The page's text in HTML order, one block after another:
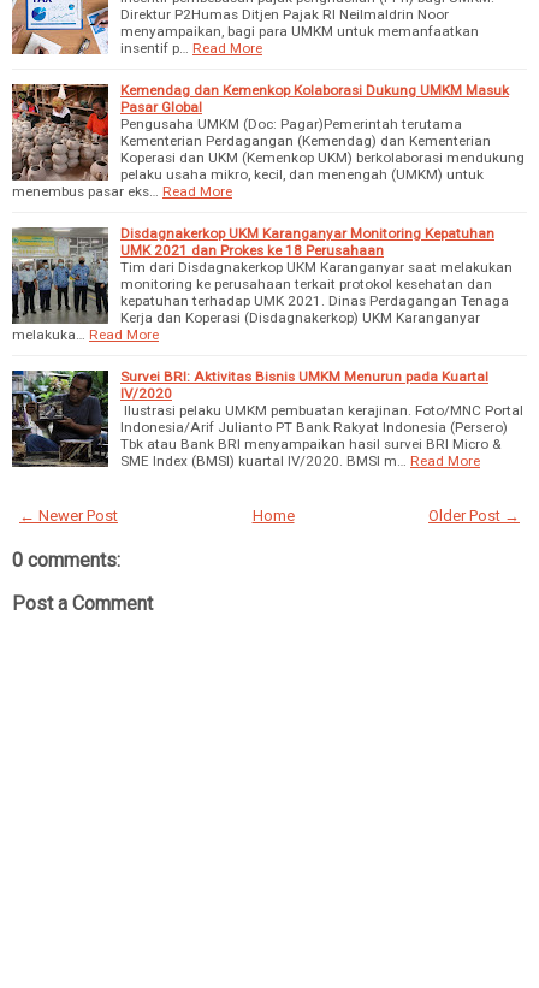
Direktur P2Humas Ditjen Pajak RI Neilmaldrin Noor
menyampaikan, bagi para UMKM untuk memanfaatkan
insentif p… Read More
Kemendag dan Kemenkop Kolaborasi Dukung UMKM Masuk
Pasar Global
Pengusaha UMKM (Doc: Pagar)Pemerintah terutama
Kementerian Perdagangan (Kemendag) dan Kementerian
Koperasi dan UKM (Kemenkop UKM) berkolaborasi mendukung
pelaku usaha mikro, kecil, dan menengah (UMKM) untuk
menembus pasar eks… Read More
Disdagnakerkop UKM Karanganyar Monitoring Kepatuhan
UMK 2021 dan Prokes ke 18 Perusahaan
Tim dari Disdagnakerkop UKM Karanganyar saat melakukan
monitoring ke perusahaan terkait protokol kesehatan dan
kepatuhan terhadap UMK 2021. Dinas Perdagangan Tenaga
Kerja dan Koperasi (Disdagnakerkop) UKM Karanganyar
melakuka… Read More
Survei BRI: Aktivitas Bisnis UMKM Menurun pada Kuartal
IV/2020
Ilustrasi pelaku UMKM pembuatan kerajinan. Foto/MNC Portal
Indonesia/Arif Julianto PT Bank Rakyat Indonesia (Persero)
Tbk atau Bank BRI menyampaikan hasil survei BRI Micro &
SME Index (BMSI) kuartal IV/2020. BMSI m… Read More
← Newer Post Older Post →
Home
0 comments:
Post a Comment